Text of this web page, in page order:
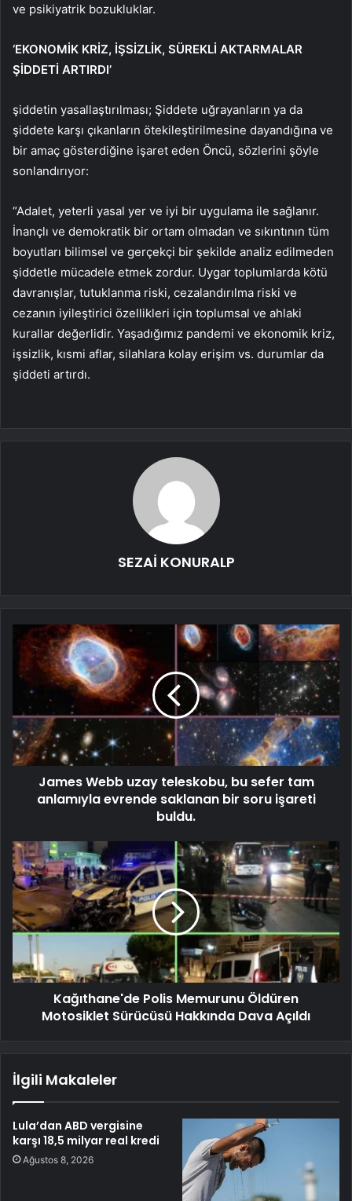
ve psikiyatrik bozukluklar.
‘EKONOMİK KRİZ, İŞSİZLİK, SÜREKLİ AKTARMALAR
ŞİDDETİ ARTIRDI’
şiddetin yasallaştırılması; Şiddete uğrayanların ya da
şiddete karşı çıkanların ötekileştirilmesine dayandığına ve
bir amaç gösterdiğine işaret eden Öncü, sözlerini şöyle
sonlandırıyor:
“Adalet, yeterli yasal yer ve iyi bir uygulama ile sağlanır.
İnançlı ve demokratik bir ortam olmadan ve sıkıntının tüm
boyutları bilimsel ve gerçekçi bir şekilde analiz edilmeden
şiddetle mücadele etmek zordur. Uygar toplumlarda kötü
davranışlar, tutuklanma riski, cezalandırılma riski ve
cezanın iyileştirici özellikleri için toplumsal ve ahlaki
kurallar değerlidir. Yaşadığımız pandemi ve ekonomik kriz,
işsizlik, kısmi aflar, silahlara kolay erişim vs. durumlar da
şiddeti artırdı.
SEZAİ KONURALP
James Webb uzay teleskobu, bu sefer tam
anlamıyla evrende saklanan bir soru işareti
buldu.
Kağıthane'de Polis Memurunu Öldüren
Motosiklet Sürücüsü Hakkında Dava Açıldı
İlgili Makaleler
Lula’dan ABD vergisine
karşı 18,5 milyar real kredi
Ağustos 8, 2026